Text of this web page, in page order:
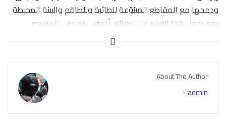
ودمجها مع المقاطع المتنوّعة للطائرة وللطاقم والبيئة المحيطة
بهم يجعل هذا الفيلم من الروائع. أتمنى لكم طيب المتابعة.
الفيلم من إنتاج نيكولاس سلوموفيتش وهيوغو باسيماي.
Nicolas Slomowicz & Hugo Possamaï
About The Author
admin
-